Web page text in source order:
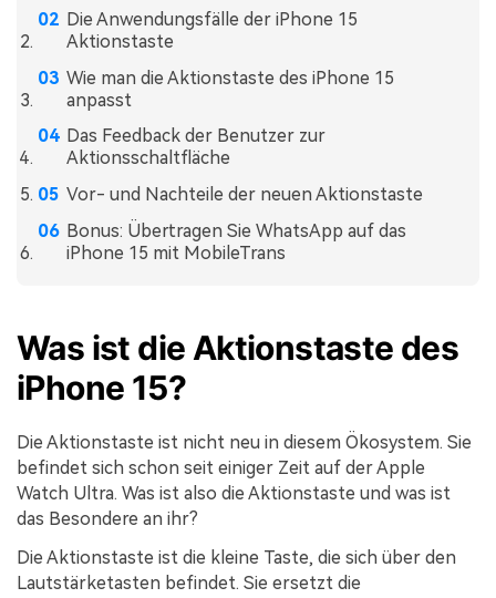
Die Anwendungsfälle der iPhone 15
Aktionstaste
Wie man die Aktionstaste des iPhone 15
anpasst
Das Feedback der Benutzer zur
Aktionsschaltfläche
Vor- und Nachteile der neuen Aktionstaste
Bonus: Übertragen Sie WhatsApp auf das
iPhone 15 mit MobileTrans
Was ist die Aktionstaste des
iPhone 15?
Die Aktionstaste ist nicht neu in diesem Ökosystem. Sie
befindet sich schon seit einiger Zeit auf der Apple
Watch Ultra. Was ist also die Aktionstaste und was ist
das Besondere an ihr?
Die Aktionstaste ist die kleine Taste, die sich über den
Lautstärketasten befindet. Sie ersetzt die